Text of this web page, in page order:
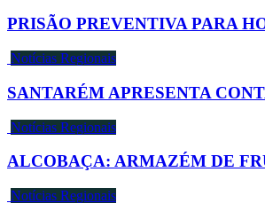
PRISÃO PREVENTIVA PARA
Notícias Regionais
SANTARÉM APRESENTA
Notícias Regionais
ALCOBAÇA: ARMAZÉM DE
Notícias Regionais